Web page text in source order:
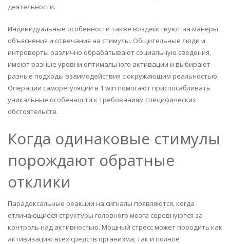
деятельности.
Индивидуальные особенности также воздействуют на манеры
объяснения и отвечания на стимулы. Общительные люди и
интроверты различно обрабатывают социальную сведения,
имеют разные уровни оптимального активации и выбирают
разные подходы взаимодействия с окружающим реальностью.
Операции саморегуляции в 1 win помогают приспосабливать
уникальные особенности к требованиям специфических
обстоятельств.
Когда одинаковые стимулы
порождают обратные
отклики
Парадоксальные реакции на сигналы появляются, когда
отличающиеся структуры головного мозга соревнуются за
контроль над активностью. Мощный стресс может породить как
активизацию всех средств организма, так и полное